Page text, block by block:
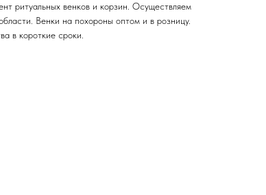
ритуальных венков и корзин. Осуществляем
Венки на похороны оптом и в розницу.
в короткие сроки.